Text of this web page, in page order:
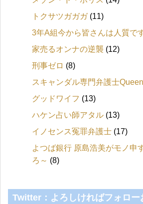
トクサツガガガ(11)
3年A組今から皆さんは人質で
家売るオンナの逆襲 (12)
刑事ゼロ (8)
スキャンダル専門弁護士Queen
グッドワイフ (13)
ハケン占い師アタル (13)
イノセンス冤罪弁護士 (17)
よつば銀行 原島浩美がモノ申
ろ～ (8)
Twitter：よろしければフォロー